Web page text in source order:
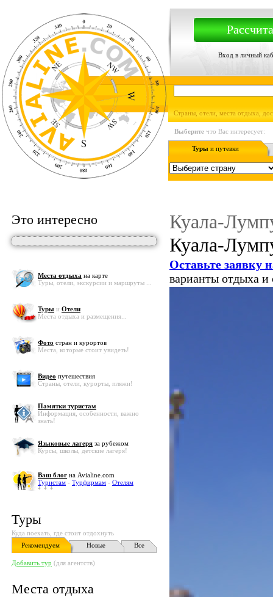
Вход в личный
Страны, отели, места отдыха,
Выберите что Вас интересует:
Туры и путевки
Это интересно
Места отдыха на карте
Туры, отели, экскурсии и маршруты ...
Туры и Отели
Места отдыха и размещения...
Фото стран и курортов
Места, которые стоит увидеть!
Видео путешествия
Страны, отели, курорты, пляжи!
Памятки туристам
Информация, особенности, важно
знать!
Языковые лагеря за рубежом
Курсы, школы, детские лагеря!
Ваш блог на Avialine.com
Туристам - Турфирмам - Отелям
Туры
Куда поехать, где стоит отдохнуть
Рекомендуем
Новые Все
Добавить тур (для агентств)
Места отдыха
Куала-
Куала-
Оставьте заявку
варианты отдыха